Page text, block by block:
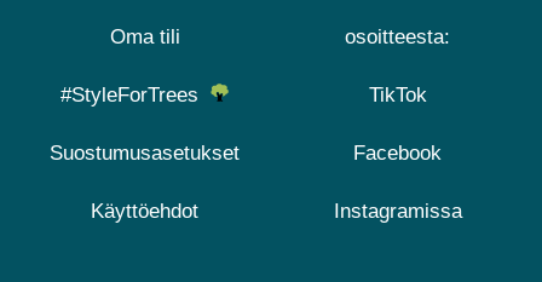
Oma tili
#StyleForTrees
Suostumusasetukset
Käyttöehdot
osoitteesta:
TikTok
Facebook
Instagramissa